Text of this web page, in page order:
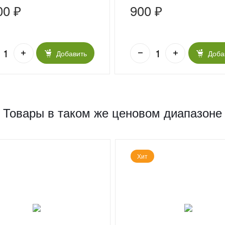
₽
Добавить
900 ₽
Товары в таком же ценовом диапазоне
Хит